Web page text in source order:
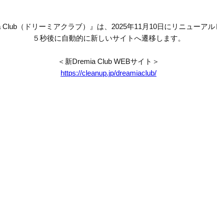
Club（ドリーミアクラブ）』は、2025年11月10日にリニューアル
５秒後に自動的に新しいサイトへ遷移します。
＜新Dremia Club WEBサイト＞
https://cleanup.jp/dreamiaclub/